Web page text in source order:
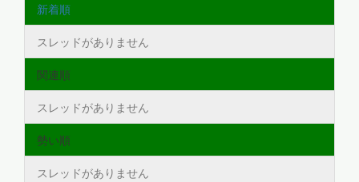
新着順
スレッドがありません
関連順
スレッドがありません
勢い順
スレッドがありません